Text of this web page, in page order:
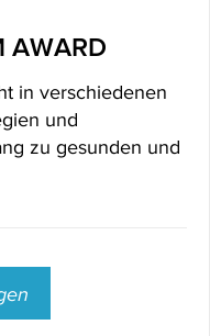
AWARD
in verschiedenen
und
zu gesunden und